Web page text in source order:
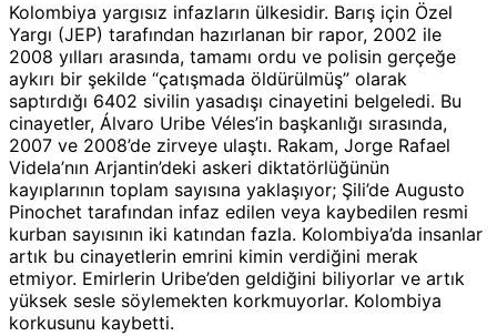
Kolombiya yargısız infazların ülkesidir. Barış için Özel
Yargı (JEP) tarafından hazırlanan bir rapor, 2002 ile
2008 yılları arasında, tamamı ordu ve polisin gerçeğe
aykırı bir şekilde “çatışmada öldürülmüş” olarak
saptırdığı 6402 sivilin yasadışı cinayetini belgeledi. Bu
cinayetler, Álvaro Uribe Véles’in başkanlığı sırasında,
2007 ve 2008’de zirveye ulaştı. Rakam, Jorge Rafael
Videla’nın Arjantin’deki askeri diktatörlüğünün
kayıplarının toplam sayısına yaklaşıyor; Şili’de Augusto
Pinochet tarafından infaz edilen veya kaybedilen resmi
kurban sayısının iki katından fazla. Kolombiya’da insanlar
artık bu cinayetlerin emrini kimin verdiğini merak
etmiyor. Emirlerin Uribe’den geldiğini biliyorlar ve artık
yüksek sesle söylemekten korkmuyorlar. Kolombiya
korkusunu kaybetti.